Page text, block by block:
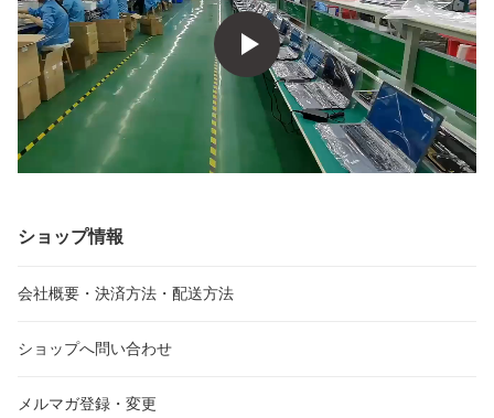
適 3年保証
暑さ対策 通勤 通学 ギフ
トに最適
ショップ情報
会社概要・決済方法・配送方法
ショップへ問い合わせ
メルマガ登録・変更